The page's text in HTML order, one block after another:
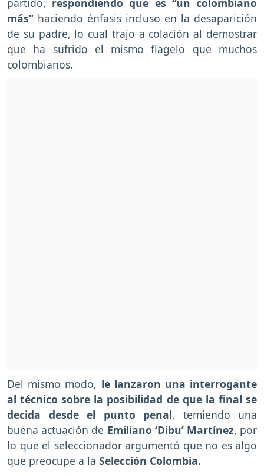
más” haciendo énfasis incluso en la desaparición
de su padre, lo cual trajo a colación al demostrar
que ha sufrido el mismo flagelo que muchos
colombianos.
Del mismo modo, le lanzaron una interrogante
al técnico sobre la posibilidad de que la final se
decida desde el punto penal, temiendo una
buena actuación de Emiliano ‘Dibu’ Martínez, por
lo que el seleccionador argumentó que no es algo
que preocupe a la Selección Colombia.